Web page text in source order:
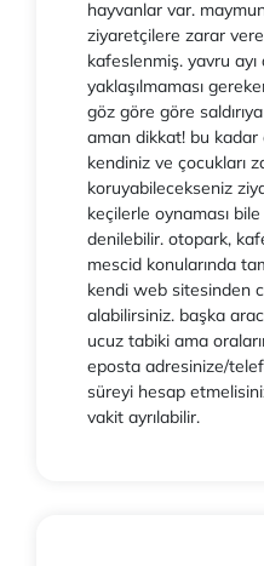
hayvanlar var.
ziyaretçilere zarar
kafeslenmiş. yavru ayı
yaklaşılmaması
göz göre göre
aman dikkat! bu
kendiniz ve çocukları
koruyabilecekseniz
keçilerle oynaması
denilebilir. otopark,
mescid konularında
kendi web sitesinden
alabilirsiniz. başka
ucuz tabiki ama
eposta adresinize/
süreyi hesap
vakit ayrılabilir.